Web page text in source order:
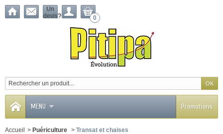
Un
devis?
0
MENU Promotions
Accueil > Puériculture > Transat et chaises